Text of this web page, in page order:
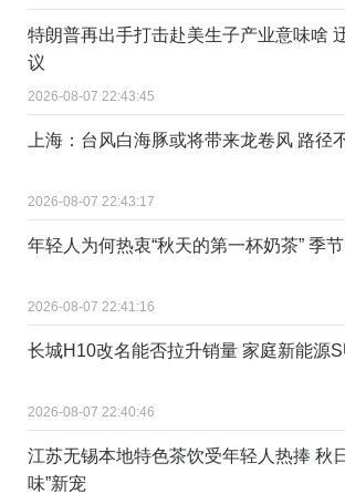
特朗普再出手打击赴美生子产业意味啥
议
2026-08-07 22:43:45
上海：台风白海豚或将带来龙卷风 路径
2026-08-07 22:43:17
年轻人为何热衷“秋天的第一杯奶茶” 季
2026-08-07 22:41:16
长城H10改名能否拉升销量 家庭新能源
2026-08-07 22:40:46
江苏无锡本地特色茶饮受年轻人热捧 秋
味”新宠